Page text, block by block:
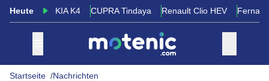
Heute KIA K4 CUPRA Tindaya Renault Clio HEV
Startseite Nachrichten